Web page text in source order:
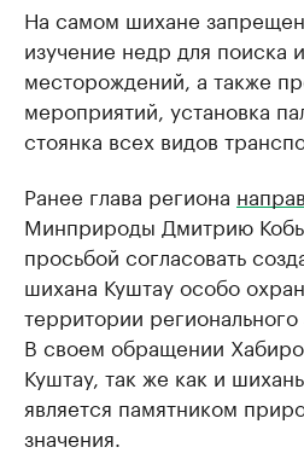
На самом шихане
изучение недр для поиска
месторождений, а также
мероприятий, установка
стоянка всех видов
Ранее глава региона
Минприроды Дмитрию
просьбой согласовать
шихана Куштау особо
территории регионального
В своем обращении
Куштау, так же как и
является памятником
значения.